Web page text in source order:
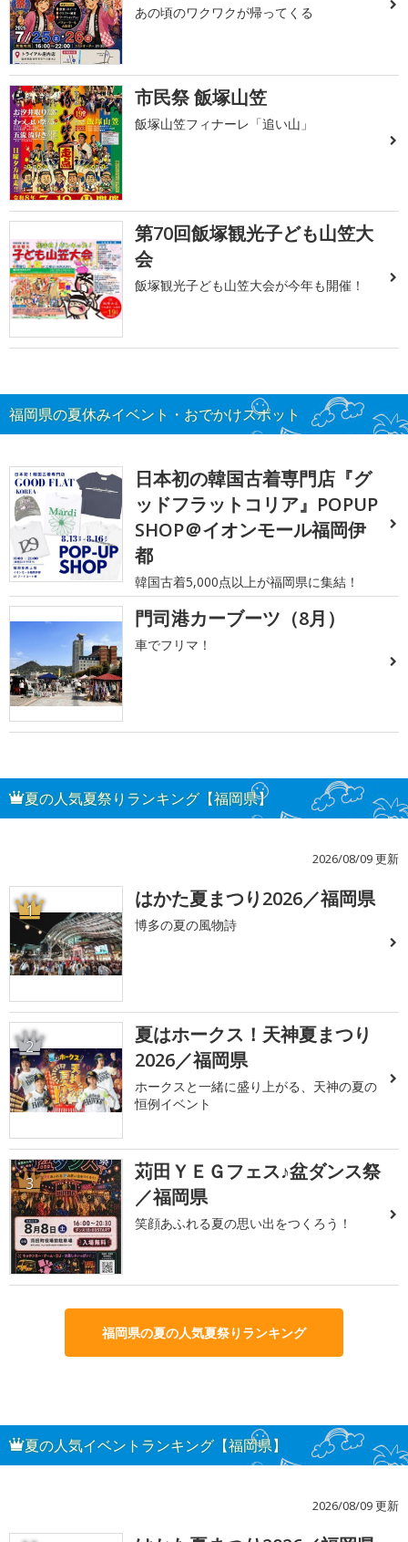
あの頃のワクワクが帰ってくる
市民祭 飯塚山笠
飯塚山笠フィナーレ「追い山」
第70回飯塚観光子ども山笠大
会
飯塚観光子ども山笠大会が今年も開催！
福岡県の夏休みイベント・おでかけスポット
日本初の韓国古着専門店『グ
ッドフラットコリア』POPUP
SHOP＠イオンモール福岡伊
都
韓国古着5,000点以上が福岡県に集結！
門司港カーブーツ（8月）
車でフリマ！
夏の人気夏祭りランキング【福岡県】
2026/08/09 更新
1 はかた夏まつり2026／福岡県
博多の夏の風物詩
2
夏はホークス！天神夏まつり
2026／福岡県
ホークスと一緒に盛り上がる、天神の夏の
恒例イベント
3
苅田ＹＥＧフェス♪盆ダンス祭
／福岡県
笑顔あふれる夏の思い出をつくろう！
福岡県の夏の人気夏祭りランキング
夏の人気イベントランキング【福岡県】
2026/08/09 更新